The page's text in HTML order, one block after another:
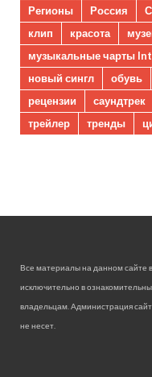
Регионы
Россия
клип
красота
музыкальные чарты
новый сингл
обувь
рецензии
саундтрек
трейлер
тренды
Все материалы на данном сайте
исключительно в
владельцам. Администрация
не несет.